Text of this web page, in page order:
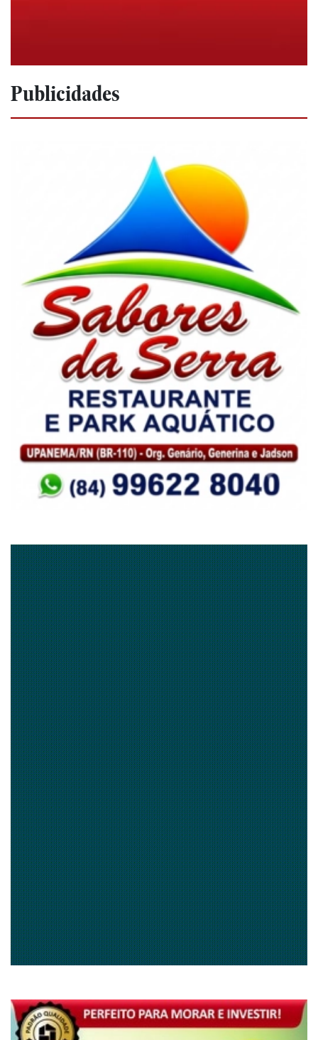
Publicidades